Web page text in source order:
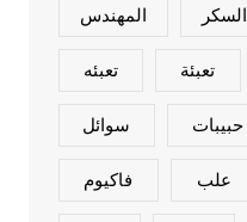
السكر المهندس
تعبئة تعبئه
حبيبات سوائل
علب فاكيوم